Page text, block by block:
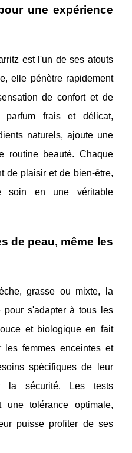
une expérience
est l'un de ses atouts
elle pénètre rapidement
de confort et de
parfum frais et délicat,
naturels, ajoute une
routine beauté. Chaque
de plaisir et de bien-être,
soin en une véritable
de peau, même les
grasse ou mixte, la
pour s'adapter à tous les
et biologique en fait
femmes enceintes et
spécifiques de leur
la sécurité. Les tests
une tolérance optimale,
puisse profiter de ses